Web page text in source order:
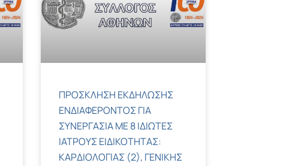
ΠΡΟΣΚΛΗΣΗ ΕΚΔΗΛΩΣΗΣ
ΕΝΔΙΑΦΕΡΟΝΤΟΣ ΓΙΑ
ΣΥΝΕΡΓΑΣΙΑ ΜΕ 8 ΙΔΙΩΤΕΣ
ΙΑΤΡΟΥΣ ΕΙΔΙΚΟΤΗΤΑΣ:
ΚΑΡΔΙΟΛΟΓΙΑΣ (2), ΓΕΝΙΚΗΣ